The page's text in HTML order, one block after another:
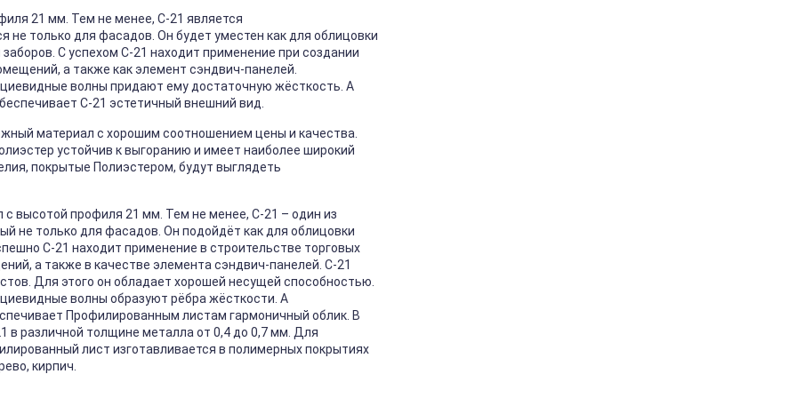
21 мм. Тем не менее, С-21 является
только для фасадов. Он будет уместен как для облицовки
С успехом С-21 находит применение при создании
а также как элемент сэндвич-панелей.
волны придают ему достаточную жёсткость. А
С-21 эстетичный внешний вид.
материал с хорошим соотношением цены и качества.
устойчив к выгоранию и имеет наиболее широкий
покрытые Полиэстером, будут выглядеть
с высотой профиля 21 мм. Тем не менее, С-21 – один из
не только для фасадов. Он подойдёт как для облицовки
С-21 находит применение в строительстве торговых
а также в качестве элемента сэндвич-панелей. С-21
Для этого он обладает хорошей несущей способностью.
волны образуют рёбра жёсткости. А
Профилированным листам гармоничный облик. В
различной толщине металла от 0,4 до 0,7 мм. Для
лист изготавливается в полимерных покрытиях
кирпич.